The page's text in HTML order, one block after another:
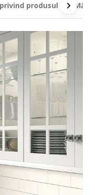
produsul